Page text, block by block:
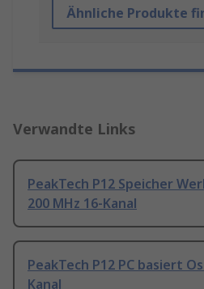
Ähnliche Produkte
Verwandte Links
PeakTech P12 Speicher
200 MHz 16-Kanal
PeakTech P12 PC basiert
Kanal